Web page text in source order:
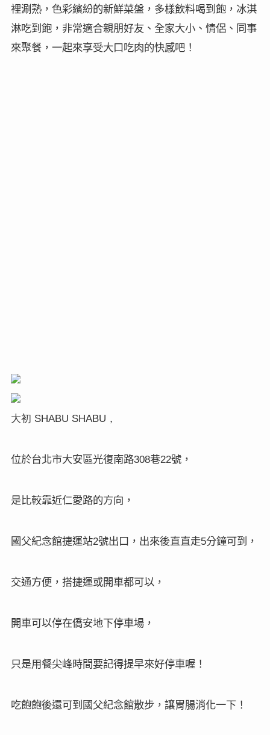
裡涮熟，色彩繽紛的新鮮菜盤，多樣飲料喝到飽，冰淇
淋吃到飽，非常適合親朋好友、全家大小、情侶、同事
來聚餐，一起來享受大口吃肉的快感吧！
大初 SHABU SHABU ，
位於台北市大安區光復南路308巷22號，
是比較靠近仁愛路的方向，
國父紀念館捷運站2號出口，出來後直直走5分鐘可到，
交通方便，搭捷運或開車都可以，
開車可以停在僑安地下停車場，
只是用餐尖峰時間要記得提早來好停車喔！
吃飽飽後還可到國父紀念館散步，讓胃腸消化一下！